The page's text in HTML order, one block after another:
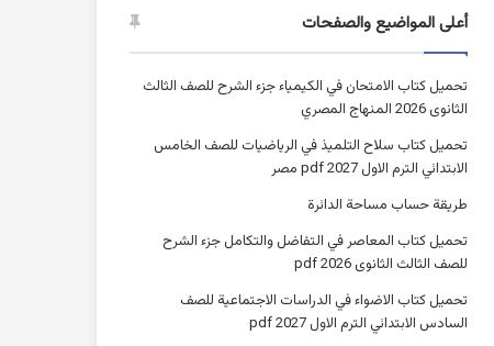
أعلى المواضيع والصفحات
تحميل كتاب الامتحان في الكيمياء جزء الشرح للصف الثالث
الثانوى 2026 المنهاج المصري
تحميل كتاب سلاح التلميذ في الرياضيات للصف الخامس
الابتدائي الترم الاول 2027 pdf مصر
طريقة حساب مساحة الدائرة
تحميل كتاب المعاصر في التفاضل والتكامل جزء الشرح
للصف الثالث الثانوى 2026 pdf
تحميل كتاب الاضواء في الدراسات الاجتماعية للصف
السادس الابتدائي الترم الاول 2027 pdf